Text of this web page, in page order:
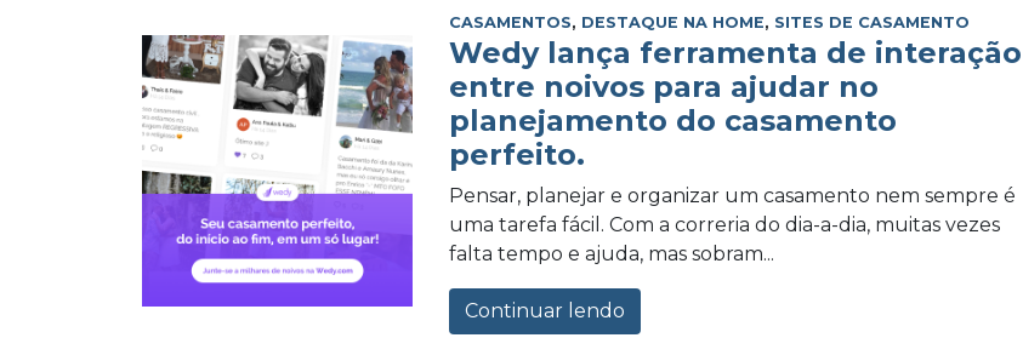
CASAMENTOS, DESTAQUE NA HOME, SITES DE CASAMENTO
Wedy lança ferramenta de interação
entre noivos para ajudar no
planejamento do casamento
perfeito.
Pensar, planejar e organizar um casamento nem sempre é
uma tarefa fácil. Com a correria do dia-a-dia, muitas vezes
falta tempo e ajuda, mas sobram...
Continuar lendo